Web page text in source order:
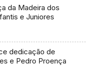
da Madeira dos
e Juniores
dedicação de
e Pedro Proença